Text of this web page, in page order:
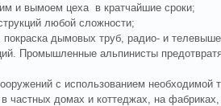
и вымоем цеха в кратчайшие сроки;
любой сложности;
покраска дымовых труб, радио- и
Промышленные альпинисты
с использованием необходимой
частных домах и коттеджах, на